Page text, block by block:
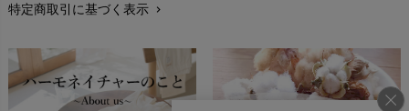
返品交換chevron_right
FAXでのご注文
お問い合わせchevron_right
特定商取引に基づく表示 chevron_right